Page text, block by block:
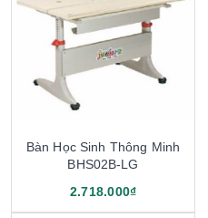
Bàn Học Sinh Thông Minh
BHS02B-LG
2.718.000₫